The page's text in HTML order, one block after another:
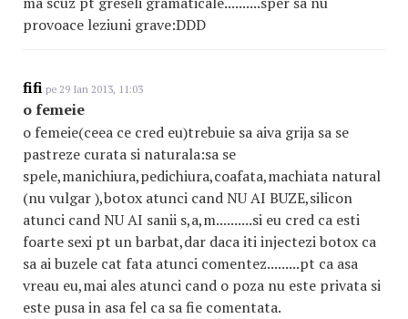
provoace leziuni grave:DDD
fifi pe 29 Ian 2013, 11:03
o femeie
o femeie(ceea ce cred eu)trebuie sa aiva grija sa se
pastreze curata si naturala:sa se
spele,manichiura,pedichiura,coafata,machiata natural
(nu vulgar ),botox atunci cand NU AI BUZE,silicon
atunci cand NU AI sanii s,a,m..........si eu cred ca esti
foarte sexi pt un barbat,dar daca iti injectezi botox ca
sa ai buzele cat fata atunci comentez.........pt ca asa
vreau eu,mai ales atunci cand o poza nu este privata si
este pusa in asa fel ca sa fie comentata.